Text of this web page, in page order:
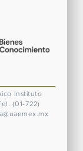
Instituto
(01-722)